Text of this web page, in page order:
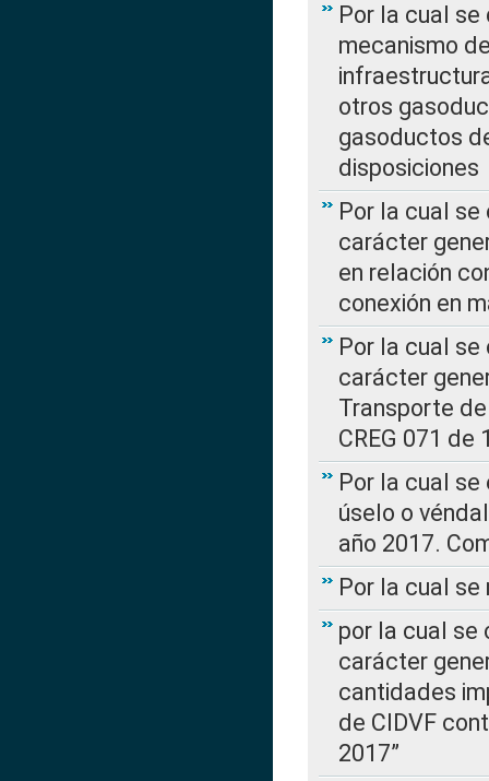
Por la cual se
mecanismo
otros
gasoductos
disposiciones
Por la cual
carácter
en relación
conexión en
Por la cual
carácter
Transporte
CREG 071 de
Por la cual
úselo o
año 2017.
Por la cual se
por la cual se
carácter
cantidades
de CIDVF
2017”